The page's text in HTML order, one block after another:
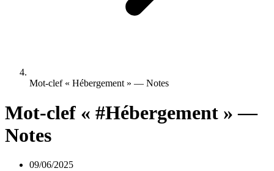
Mot-clef « Hébergement » — Notes
Mot-clef « #Hébergement » —
Notes
09/06/2025